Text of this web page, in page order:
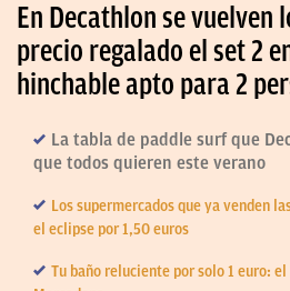
En Decathlon se vuelven
precio regalado el set 2
hinchable apto para 2
La tabla de paddle surf que
que todos quieren este verano
Los supermercados que ya venden
el eclipse por 1,50 euros
Tu baño reluciente por solo 1 euro: